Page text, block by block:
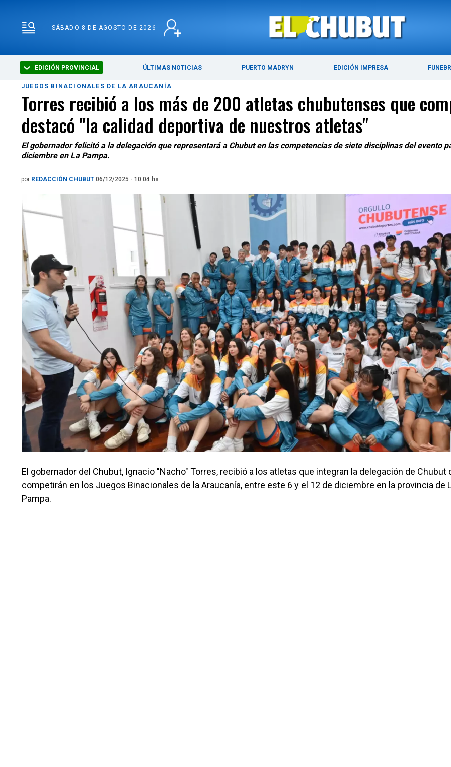
SÁBADO 8 DE AGOSTO DE 2026
EDICIÓN PROVINCIAL ÚLTIMAS NOTICIAS PUERTO MADRYN EDICIÓN IMPRESA
SÁBADO 8 DE AGOSTO DE 2026 ÚLTIMAS NOTICIAS PUERTO MADRYN
JUEGOS BINACIONALES DE LA ARAUCANÍA
Torres recibió a los más de 200 atletas chubutenses que
destacó "la calidad deportiva de nuestros atletas"
El gobernador felicitó a la delegación que representará a Chubut en las competencias de siete disciplinas del evento
diciembre en La Pampa.
por REDACCIÓN CHUBUT 06/12/2025 - 10.04.hs
El gobernador del Chubut, Ignacio "Nacho" Torres, recibió a los atletas que integran la delegación de Chubut
competirán en los Juegos Binacionales de la Araucanía, entre este 6 y el 12 de diciembre en la provincia de
Pampa.